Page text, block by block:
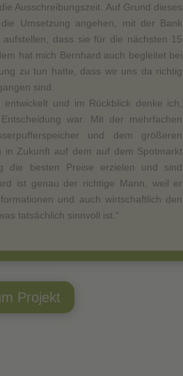
Ausschreibungszeit. Auf Grund dieses
Umsetzung angehen, mit der Bank
dass sie für die nächsten 15
hat mich Bernhard auch begleitet bei
zu tun hatte, dass wir uns da richtig
sind.
und im Rückblick denke ich,
war. Mit der mehrfachen
und dem größeren
in Zukunft auf dem auf dem Spotmarkt
die besten Preise erzielen und sind
ist genau der richtige Mann, weil er
und auch wirtschaftlich den
tatsächlich sinnvoll ist.“
Projekt